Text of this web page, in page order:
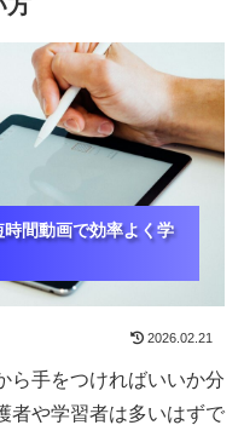
間動画で効率よく学
間動画で効率よく学
間動画で効率よく学
2026.02.21
ら手をつければいいか分
者や学習者は多いはずで